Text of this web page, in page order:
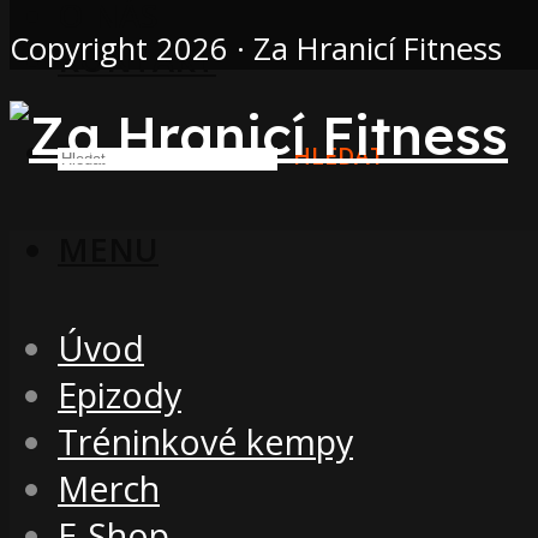
KONTAKT
HLEDAT
Copyright 2026 · Za Hranicí Fitness
Úvod
Epizody
Tréninkové kempy
Merch